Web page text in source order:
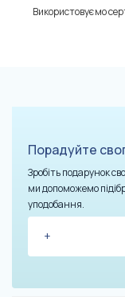
Використовуємо
Порадуйте
Зробіть подарунок
ми допоможемо
уподобання.